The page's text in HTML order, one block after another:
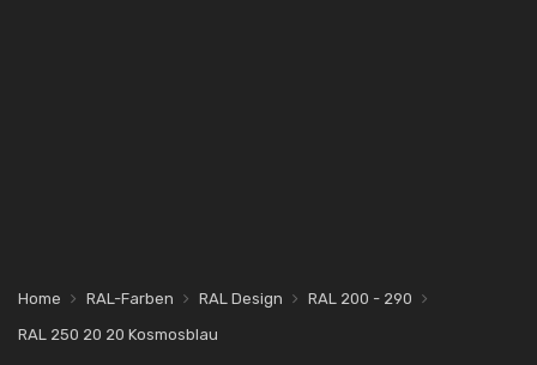
Home RAL-Farben RAL Design
RAL 200 - 290
RAL 250 20 20 Kosmosblau